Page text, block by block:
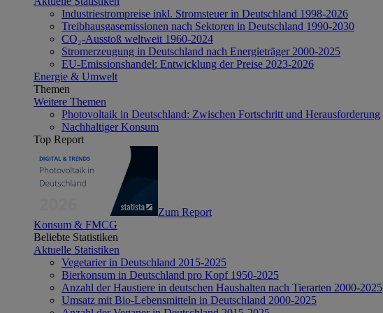
Industriestrompreise inkl. Stromsteuer in Deutschland 1998-2026
Treibhausgasemissionen nach Sektoren in Deutschland 1990-2030
CO₂-Ausstoß weltweit 1960-2024
Stromerzeugung in Deutschland nach Energieträger 2000-2025
EU-Emissionshandel: Entwicklung der Preise 2023-2026
Energie & Umwelt
Themen
Weitere Themen
Photovoltaik in Deutschland: Zwischen Fortschritt und Herausforderung
Nachhaltiger Konsum
Top Report
Zum Report
Konsum & FMCG
Beliebte Statistiken
Aktuelle Statistiken
Vegetarier in Deutschland 2015-2025
Bierkonsum in Deutschland pro Kopf 1950-2025
Anzahl der Haustiere in deutschen Haushalten nach Tierarten 2000-2025
Umsatz mit Bio-Lebensmitteln in Deutschland 2000-2025